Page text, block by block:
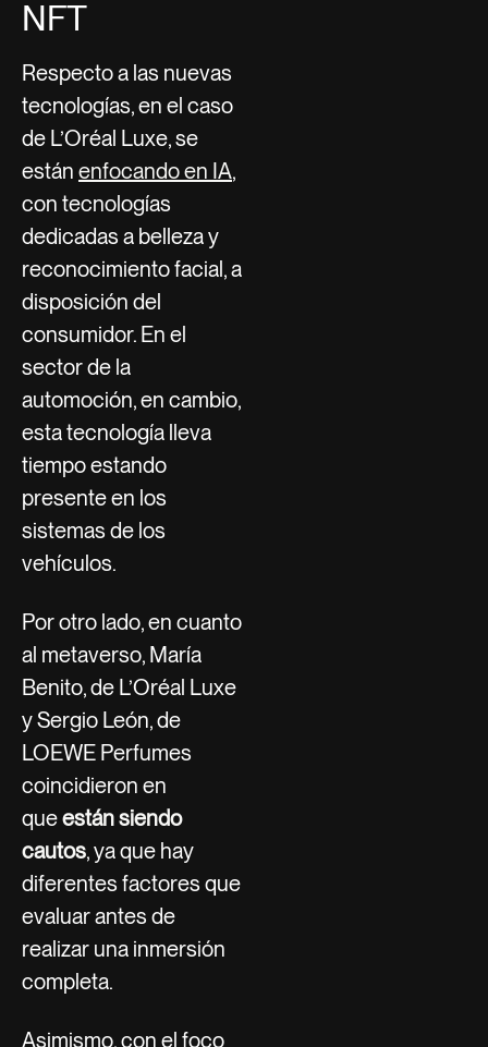
NFT
Respecto a las nuevas
tecnologías, en el caso
de L’Oréal Luxe, se
están enfocando en IA,
con tecnologías
dedicadas a belleza y
reconocimiento facial, a
disposición del
consumidor. En el
sector de la
automoción, en cambio,
esta tecnología lleva
tiempo estando
presente en los
sistemas de los
vehículos.
Por otro lado, en cuanto
al metaverso, María
Benito, de L’Oréal Luxe
y Sergio León, de
LOEWE Perfumes
coincidieron en
queestán siendo
cautos, ya que hay
diferentes factores que
evaluar antes de
realizar una inmersión
completa.
Asimismo, con el foco